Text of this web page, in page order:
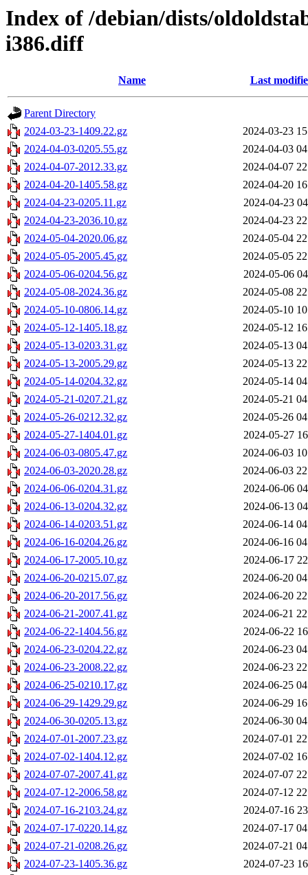
Index of /debian/dists/
i386.diff
Name Last
Parent Directory
2024-03-23-1409.22.gz
2024-03-23
2024-04-03-0205.55.gz
2024-04-03
2024-04-07-2012.33.gz
2024-04-07
2024-04-20-1405.58.gz
2024-04-20
2024-04-23-0205.11.gz
2024-04-23
2024-04-23-2036.10.gz
2024-04-23
2024-05-04-2020.06.gz
2024-05-04
2024-05-05-2005.45.gz
2024-05-05
2024-05-06-0204.56.gz
2024-05-06
2024-05-08-2024.36.gz
2024-05-08
2024-05-10-0806.14.gz
2024-05-10
2024-05-12-1405.18.gz
2024-05-12
2024-05-13-0203.31.gz
2024-05-13
2024-05-13-2005.29.gz
2024-05-13
2024-05-14-0204.32.gz
2024-05-14
2024-05-21-0207.21.gz
2024-05-21
2024-05-26-0212.32.gz
2024-05-26
2024-05-27-1404.01.gz
2024-05-27
2024-06-03-0805.47.gz
2024-06-03
2024-06-03-2020.28.gz
2024-06-03
2024-06-06-0204.31.gz
2024-06-06
2024-06-13-0204.32.gz
2024-06-13
2024-06-14-0203.51.gz
2024-06-14
2024-06-16-0204.26.gz
2024-06-16
2024-06-17-2005.10.gz
2024-06-17
2024-06-20-0215.07.gz
2024-06-20
2024-06-20-2017.56.gz
2024-06-20
2024-06-21-2007.41.gz
2024-06-21
2024-06-22-1404.56.gz
2024-06-22
2024-06-23-0204.22.gz
2024-06-23
2024-06-23-2008.22.gz
2024-06-23
2024-06-25-0210.17.gz
2024-06-25
2024-06-29-1429.29.gz
2024-06-29
2024-06-30-0205.13.gz
2024-06-30
2024-07-01-2007.23.gz
2024-07-01
2024-07-02-1404.12.gz
2024-07-02
2024-07-07-2007.41.gz
2024-07-07
2024-07-12-2006.58.gz
2024-07-12
2024-07-16-2103.24.gz
2024-07-16
2024-07-17-0220.14.gz
2024-07-17
2024-07-21-0208.26.gz
2024-07-21
2024-07-23-1405.36.gz
2024-07-23